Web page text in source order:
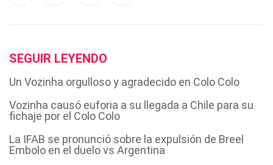
SEGUIR LEYENDO
Un Vozinha orgulloso y agradecido en Colo Colo
Vozinha causó euforia a su llegada a Chile para su
fichaje por el Colo Colo
La IFAB se pronunció sobre la expulsión de Breel
Embolo en el duelo vs Argentina